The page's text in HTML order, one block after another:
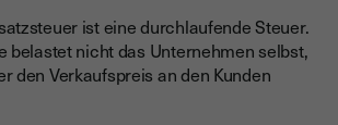
ist eine durchlaufende Steuer.
belastet nicht das Unternehmen selbst,
den Verkaufspreis an den Kunden